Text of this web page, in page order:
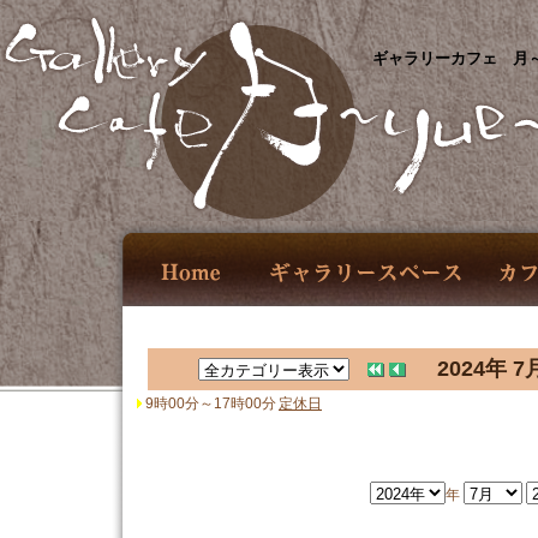
ギャラリーカフェ 月
2024年 7
9時00分～17時00分 定休日
年